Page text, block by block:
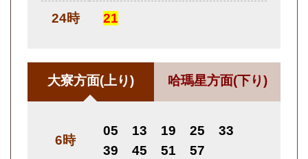
24時 21
大寮方面(上り)
6時
05 13 19 25
33
39
45 51 57
哈瑪星方面(下り)